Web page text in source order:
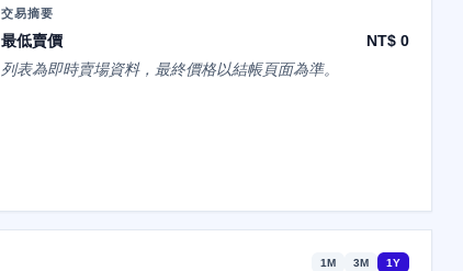
交易摘要
最低賣價
NT$ 0
列表為即時賣場資料，最終價格以結帳頁面為準。
1M 3M 1Y